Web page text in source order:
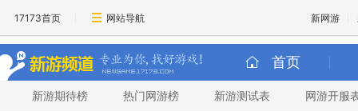
17173首页 网站导航 新网游
首页
新游期待榜 热门网游榜 新游测试表 网游开服